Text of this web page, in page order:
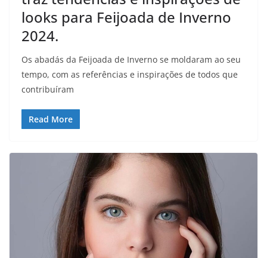
looks para Feijoada de Inverno
2024.
Os abadás da Feijoada de Inverno se moldaram ao seu
tempo, com as referências e inspirações de todos que
contribuíram
Read More